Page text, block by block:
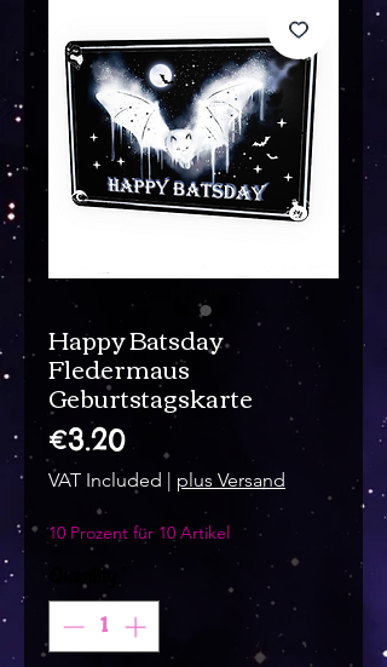
Happy Batsday
Fledermaus
Geburtstagskarte
€3.20Price
VAT Included | plus Versand
10 Prozent für 10 Artikel
Quantity